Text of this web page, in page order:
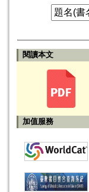
閱讀本文
加值服務